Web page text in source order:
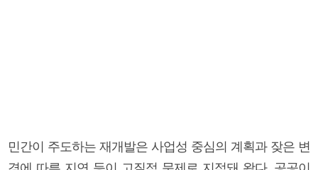
민간이 주도하는 재개발은 사업성 중심의 계획과 잦은 변